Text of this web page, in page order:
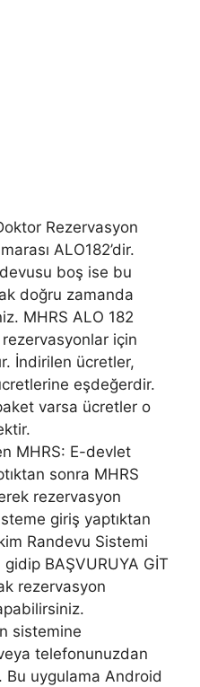
Rezervasyon
ALO182’dir.
boş ise bu
doğru zamanda
MHRS ALO 182
için
İndirilen ücretler,
eşdeğerdir.
varsa ücretler o
MHRS: E-devlet
sonra MHRS
rezervasyon
giriş yaptıktan
Randevu Sistemi
gidip BAŞVURUYA GİT
rezervasyon
sistemine
telefonunuzdan
Bu uygulama Android